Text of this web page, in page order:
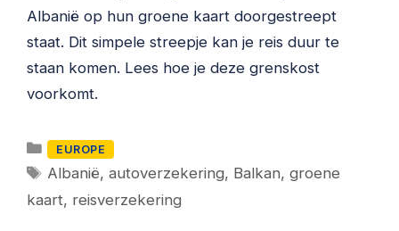
Albanië op hun groene kaart doorgestreept
staat. Dit simpele streepje kan je reis duur te
staan komen. Lees hoe je deze grenskost
voorkomt.
Categorieën
EUROPE
Tags
Albanië,autoverzekering, Balkan,groene
kaart, reisverzekering